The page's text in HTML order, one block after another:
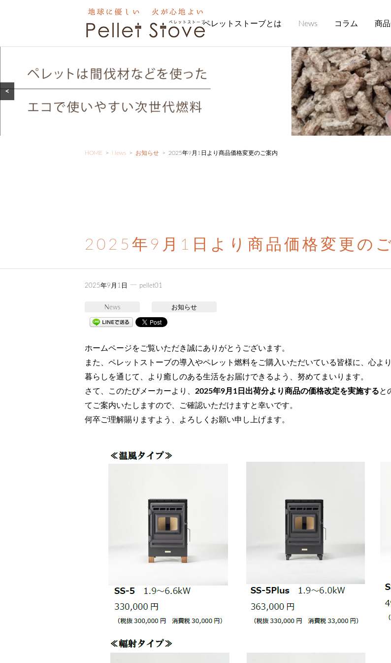
<
ペレットストーブとは News コラム 商
HOME > News > お知らせ > 2025年9月1日より商品価格変更のご案内
2025年9月1日より商品価格変更の
2025年9月1日 ー pellet01
News お知らせ
ホームページをご覧いただき誠にありがとうございます。
また、ペレットストーブの導入やペレット燃料をご購入いただいている皆様に、心よ
暮らしを通じて、より癒しのある生活をお届けできるよう、努めてまいります。
さて、このたびメーカーより、 2025年9月1日出荷分より商品の価格改定を実施すると
てご案内いたしますので、ご確認いただけますと幸いです。
何卒ご理解賜りますよう、よろしくお願い申し上げます。